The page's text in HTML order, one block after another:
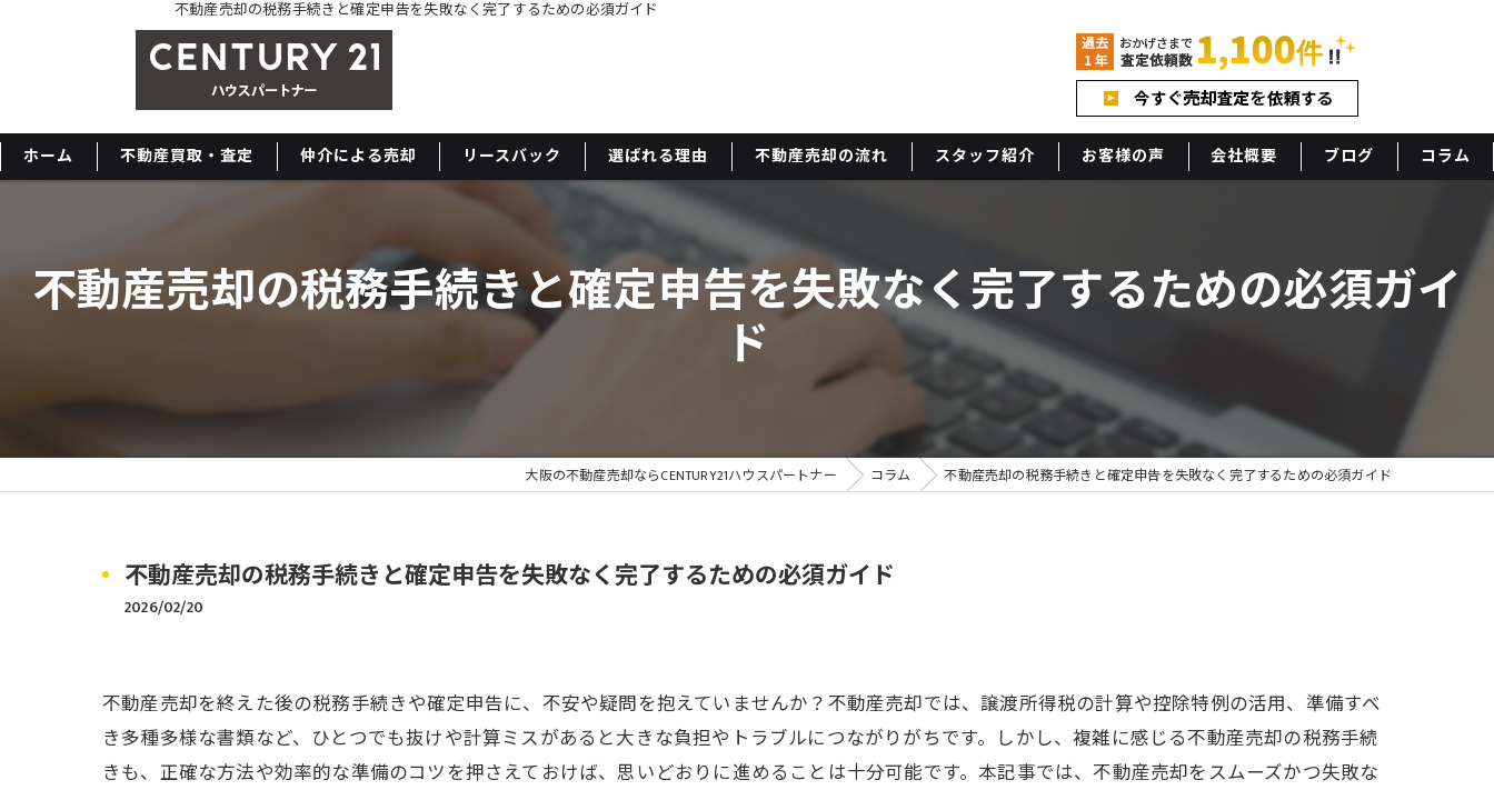
不動産売却の税務手続きと確定申告を失敗なく完了するための必須ガイド
ホーム 不動産買取・査定 仲介による売却 リースバック 選ばれる理由 不動産売却の流れ スタッフ紹介 お客様の声 会社概要 ブログ コラム
不動産売却の税務手続きと確定申告を失敗なく完了するための必須ガイ
ド
大阪の不動産売却ならCENTURY21ハウスパートナー コラム 不動産売却の税務手続きと確定申告を失敗なく完了するための必須ガイド
不動産売却の税務手続きと確定申告を失敗なく完了するための必須ガイド
2026/02/20
不動産売却を終えた後の税務手続きや確定申告に、不安や疑問を抱えていませんか？不動産売却では、譲渡所得税の計算や控除特例の活用、準備すべ
き多種多様な書類など、ひとつでも抜けや計算ミスがあると大きな負担やトラブルにつながりがちです。しかし、複雑に感じる不動産売却の税務手続
きも、正確な方法や効率的な準備のコツを押さえておけば、思いどおりに進めることは十分可能です。本記事では、不動産売却をスムーズかつ失敗な